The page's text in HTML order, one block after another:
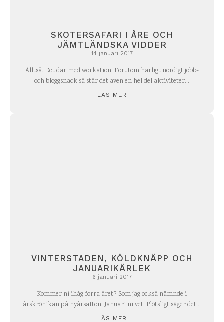
SKOTERSAFARI I ÅRE OCH
JÄMTLÄNDSKA VIDDER
14 januari 2017
Alltså. Det där med workation. Förutom härligt nördigt jobb-
och bloggsnack så står det även en hel del aktiviteter...
LÄS MER
VINTERSTADEN, KÖLDKNÄPP OCH
JANUARIKÄRLEK
6 januari 2017
Kommer ni ihåg förra året? Som jag också nämnde i
årskrönikan på nyårsafton. Januari ni vet. Plötsligt säger det...
LÄS MER